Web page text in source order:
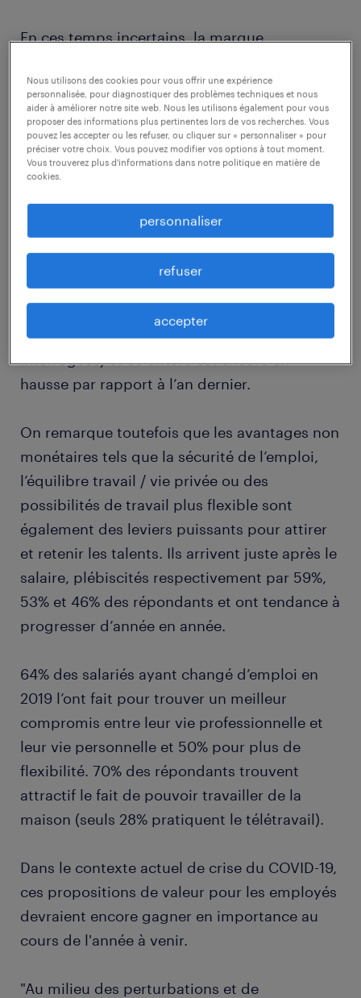
En ces temps incertains, la marque
Les résultats de cette recherche peuvent être
très utiles pour bâtir une stratégie de marque
employeur plus pertinente pour chaque
entreprise.
les avantages non monétaires prennent
de plus en plus d’importance.
Plus encore que dans les autres pays
d’Europe, le salaire est ce qui importe le plus
lors de la recherche d’un emploi au
Luxembourg (pour 67% des personnes
interrogées) et ce critère est encore en
hausse par rapport à l’an dernier.
On remarque toutefois que les avantages non
monétaires tels que la sécurité de l’emploi,
l’équilibre travail / vie privée ou des
possibilités de travail plus flexible sont
également des leviers puissants pour attirer
et retenir les talents. Ils arrivent juste après le
salaire, plébiscités respectivement par 59%,
53% et 46% des répondants et ont tendance à
progresser d’année en année.
64% des salariés ayant changé d’emploi en
2019 l’ont fait pour trouver un meilleur
compromis entre leur vie professionnelle et
leur vie personnelle et 50% pour plus de
flexibilité. 70% des répondants trouvent
attractif le fait de pouvoir travailler de la
maison (seuls 28% pratiquent le télétravail).
Dans le contexte actuel de crise du COVID-19,
ces propositions de valeur pour les employés
devraient encore gagner en importance au
cours de l'année à venir.
"Au milieu des perturbations et de
Nous utilisons des cookies pour vous offrir une expérience
personnalisée, pour diagnostiquer des problèmes techniques et nous
aider à améliorer notre site web. Nous les utilisons également pour vous
proposer des informations plus pertinentes lors de vos recherches. Vous
pouvez les accepter ou les refuser, ou cliquer sur « personnaliser » pour
préciser votre choix. Vous pouvez modifier vos options à tout moment.
Vous trouverez plus d'informations dans notre politique en matière de
cookies.
personnaliser
refuser
accepter